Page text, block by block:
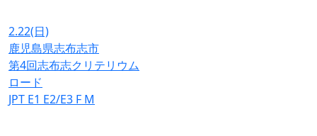
2.22(日)
鹿児島県志布志市
第4回志布志クリテリウム
ロード
JPT E1 E2/E3 F M